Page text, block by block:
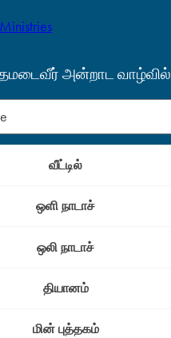
அன்றாட வாழ்வில்
வீட்டில்
ஒளி நாடாச்
ஒலி நாடாச்
தியானம்
மின் புத்தகம்